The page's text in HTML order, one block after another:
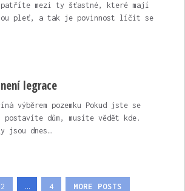
patříte mezi ty šťastné, které mají
pleť, a tak je povinnost líčit se
legrace
výběrem pozemku Pokud jste se
dům, musíte vědět kde.
jsou dnes…
2 … 4 MORE POSTS